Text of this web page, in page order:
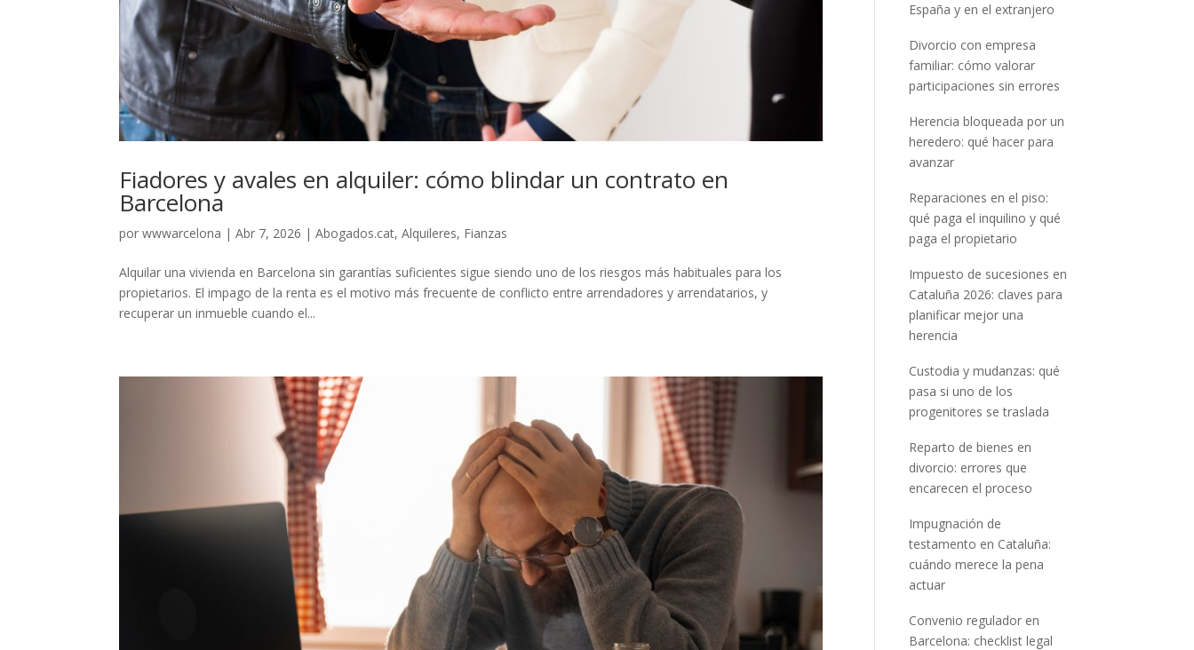
Fiadores y avales en alquiler: cómo blindar un contrato en
Barcelona
porwwwarcelona |Abr 7, 2026 |Abogados.cat,Alquileres, Fianzas
Alquilar una vivienda en Barcelona sin garantías suficientes sigue siendo uno de los riesgos más habituales para los
propietarios. El impago de la renta es el motivo más frecuente de conflicto entre arrendadores y arrendatarios, y
recuperar un inmueble cuando el...
España y en el extranjero
Divorcio con empresa
familiar: cómo valorar
participaciones sin errores
Herencia bloqueada por un
heredero: qué hacer para
avanzar
Reparaciones en el piso:
qué paga el inquilino y qué
paga el propietario
Impuesto de sucesiones en
Cataluña 2026: claves para
planificar mejor una
herencia
Custodia y mudanzas: qué
pasa si uno de los
progenitores se traslada
Reparto de bienes en
divorcio: errores que
encarecen el proceso
Impugnación de
testamento en Cataluña:
cuándo merece la pena
actuar
Convenio regulador en
Barcelona: checklist legal